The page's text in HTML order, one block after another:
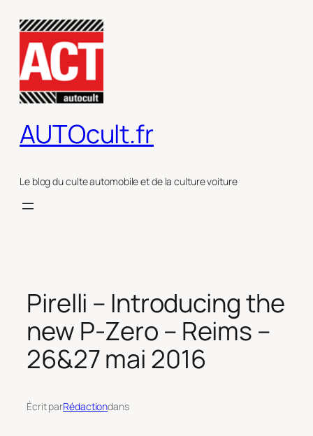
contenu
AUTOcult.fr
Le blog du culte automobile et de la culture voiture
Pirelli – Introducing the
new P-Zero – Reims –
26&27 mai 2016
Écrit parRédactiondans